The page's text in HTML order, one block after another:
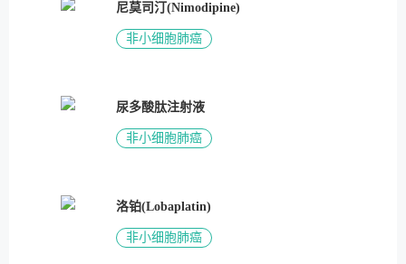
尼莫司汀(Nimodipine)
非小细胞肺癌
尿多酸肽注射液
非小细胞肺癌
洛铂(Lobaplatin)
非小细胞肺癌